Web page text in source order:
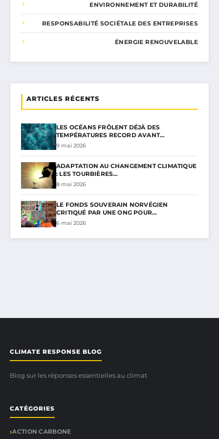
ENVIRONNEMENT ET DURABILITÉ
RESPONSABILITÉ SOCIÉTALE DES ENTREPRISES
ÉNERGIE RENOUVELABLE
ARTICLES RÉCENTS
LES OCÉANS FRÔLENT DÉJÀ DES
TEMPÉRATURES RECORD AVANT…
9 mai 2026
ADAPTATION AU CHANGEMENT CLIMATIQUE
: LES TOURBIÈRES…
8 mai 2026
LE FONDS SOUVERAIN NORVÉGIEN
CRITIQUÉ PAR UNE ONG POUR…
6 mai 2026
CLIMATE RESPONSE BLOG
Blog sur les réponses essentielles au climat
CATÉGORIES
ACTION CARBONE